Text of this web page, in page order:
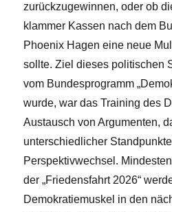
zurückzugewinnen, oder ob
klammer Kassen nach dem
Phoenix Hagen eine neue
sollte. Ziel dieses politischen
vom Bundesprogramm
wurde, war das Training des
Austausch von Argumenten,
unterschiedlicher
Perspektivwechsel.
der „Friedensfahrt 2026“
Demokratiemuskel in den